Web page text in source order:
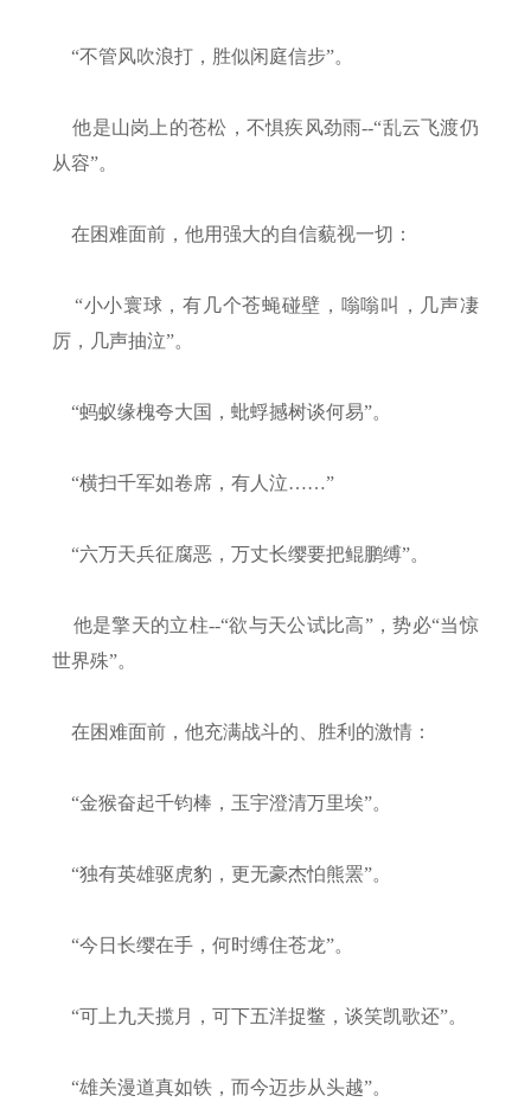
“不管风吹浪打，胜似闲庭信步”。
他是山岗上的苍松，不惧疾风劲雨--“乱云飞渡仍
从容”。
在困难面前，他用强大的自信藐视一切：
“小小寰球，有几个苍蝇碰壁，嗡嗡叫，几声凄
厉，几声抽泣”。
“蚂蚁缘槐夸大国，蚍蜉撼树谈何易”。
“横扫千军如卷席，有人泣……”
“六万天兵征腐恶，万丈长缨要把鲲鹏缚”。
他是擎天的立柱--“欲与天公试比高”，势必“当惊
世界殊”。
在困难面前，他充满战斗的、胜利的激情：
“金猴奋起千钧棒，玉宇澄清万里埃”。
“独有英雄驱虎豹，更无豪杰怕熊罴”。
“今日长缨在手，何时缚住苍龙”。
“可上九天揽月，可下五洋捉鳖，谈笑凯歌还”。
“雄关漫道真如铁，而今迈步从头越”。